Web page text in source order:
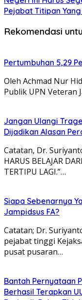
Pejabat Titipan
Rekomendasi
Pertumbuhan 5,29
Oleh Achmad Nur
Publik UPN Veteran
Jangan Ulangi
Dijadikan Alasan
Catatan, Dr.
HARUS BELAJAR
TERTIPU LAGI.”…
Siapa Sebenarnya
Jampidsus FA?
Catatan; Dr.
pejabat tinggi
pusat pusaran…
Bantah Pernyataan
Berhasil Terapkan